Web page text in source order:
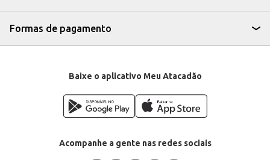
Formas de pagamento
Baixe o aplicativo Meu Atacadão
Acompanhe a gente nas redes sociais